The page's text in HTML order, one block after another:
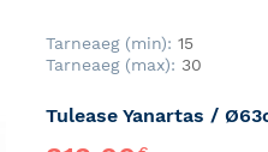
Tarneaeg (min): 15
Tarneaeg (max): 30
Tulease Yanartas /